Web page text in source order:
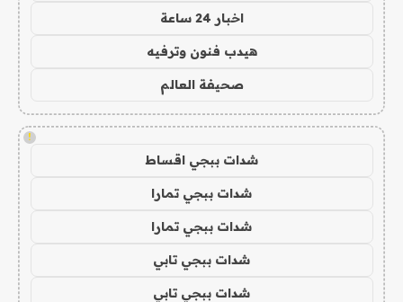
اخبار 24 ساعة
هيدب فنون وترفيه
صحيفة العالم
!
شدات ببجي اقساط
شدات ببجي تمارا
شدات ببجي تمارا
شدات ببجي تابي
شدات ببجي تابي